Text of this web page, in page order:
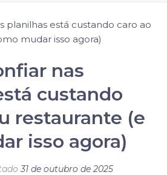
nas
custando
restaurante (e
isso agora)
31 de outubro de 2025